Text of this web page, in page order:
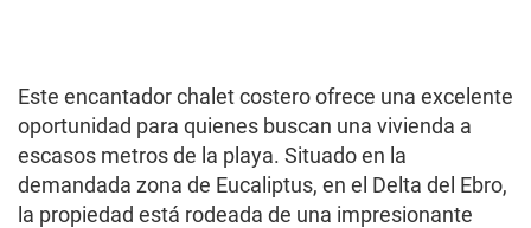
Este encantador chalet costero ofrece una excelente
oportunidad para quienes buscan una vivienda a
escasos metros de la playa. Situado en la
demandada zona de Eucaliptus, en el Delta del Ebro,
la propiedad está rodeada de una impresionante